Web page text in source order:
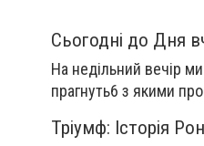
Сьогодні до Дня
На недільний вечір
прагнуть6 з якими
Тріумф: Історія